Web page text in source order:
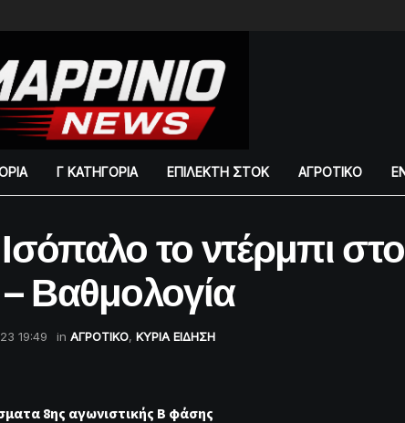
Γ ΚΑΤΗΓΟΡΙΑ ΕΠΙΛΕΚΤΗ ΣΤΟΚ ΑΓΡΟΤΙΚΟ
το ντέρμπι
Βαθμολογία
19:49 in ΑΓΡΟΤΙΚΟ, ΚΥΡΙΑ ΕΙΔΗΣΗ
8ης αγωνιστικής Β φάσης